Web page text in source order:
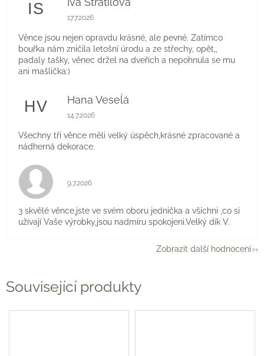
Související produkty
IS Hodnocení obchodu je 5 z 5 hvězdiček.
17.7.2026
Věnce jsou nejen opravdu krásné, ale pevné. Zatímco
bouřka nám zničila letošní úrodu a ze střechy, opět,,
padaly tašky, věnec držel na dveřích a nepohnula se mu
ani mašlička:)
HV Hana Veseĺá
Hodnocení obchodu je 5 z 5 hvězdiček.
14.7.2026
Všechny tři věnce měli velký úspěch,krásné zpracované a
nádherná dekorace.
Hodnocení obchodu je 5 z 5 hvězdiček.
9.7.2026
3 skvělé věnce,jste ve svém oboru jednička a všichni ,co si
užívají Vaše výrobky,jsou nadmíru spokojeni.Velký dík V.
Zobrazit další hodnocení